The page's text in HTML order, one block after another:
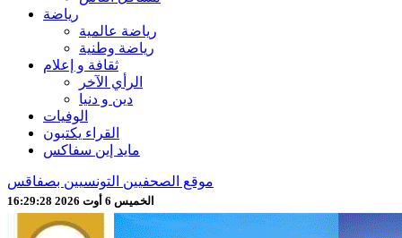
رياضة
رياضة عالمية
رياضة وطنية
ثقافة و إعلام
الرأي الآخر
دين و دنيا
الوفيات
القراء يكتبون
مايد إين سفاكس
موقع الصحفيين التونسيين بصفاقس
الخميس 6 أوت 2026 16:29:30